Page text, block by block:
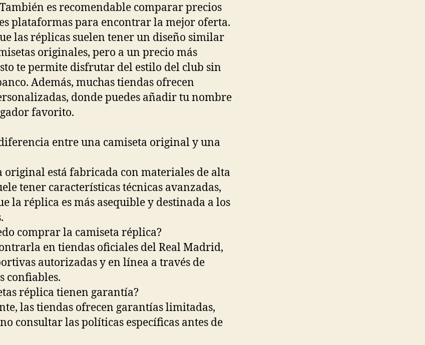
es recomendable comparar precios
plataformas para encontrar la mejor oferta.
las réplicas suelen tener un diseño similar
originales, pero a un precio más
te permite disfrutar del estilo del club sin
Además, muchas tiendas ofrecen
donde puedes añadir tu nombre
favorito.
entre una camiseta original y una
original está fabricada con materiales de alta
tener características técnicas avanzadas,
la réplica es más asequible y destinada a los
comprar la camiseta réplica?
en tiendas oficiales del Real Madrid,
autorizadas y en línea a través de
confiables.
réplica tienen garantía?
las tiendas ofrecen garantías limitadas,
consultar las políticas específicas antes de